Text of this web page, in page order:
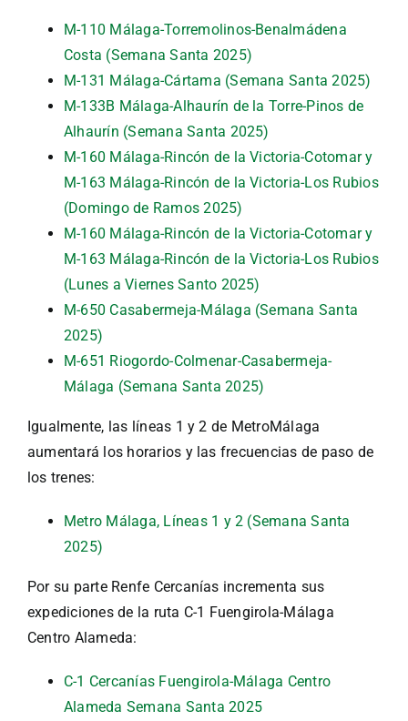
M-110 Málaga-Torremolinos-Benalmádena
Costa (Semana Santa 2025)
M-131 Málaga-Cártama (Semana Santa 2025)
M-133B Málaga-Alhaurín de la Torre-Pinos de
Alhaurín (Semana Santa 2025)
M-160 Málaga-Rincón de la Victoria-Cotomar y
M-163 Málaga-Rincón de la Victoria-Los Rubios
(Domingo de Ramos 2025)
M-160 Málaga-Rincón de la Victoria-Cotomar y
M-163 Málaga-Rincón de la Victoria-Los Rubios
(Lunes a Viernes Santo 2025)
M-650 Casabermeja-Málaga (Semana Santa
2025)
M-651 Riogordo-Colmenar-Casabermeja-
Málaga (Semana Santa 2025)
Igualmente, las líneas 1 y 2 de MetroMálaga
aumentará los horarios y las frecuencias de paso de
los trenes:
Metro Málaga, Líneas 1 y 2 (Semana Santa
2025)
Por su parte Renfe Cercanías incrementa sus
expediciones de la ruta C-1 Fuengirola-Málaga
Centro Alameda:
C-1 Cercanías Fuengirola-Málaga Centro
Alameda Semana Santa 2025